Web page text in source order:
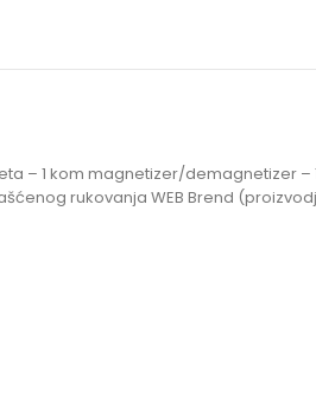
– 1 kom magnetizer/demagnetizer
rukovanja WEB Brend